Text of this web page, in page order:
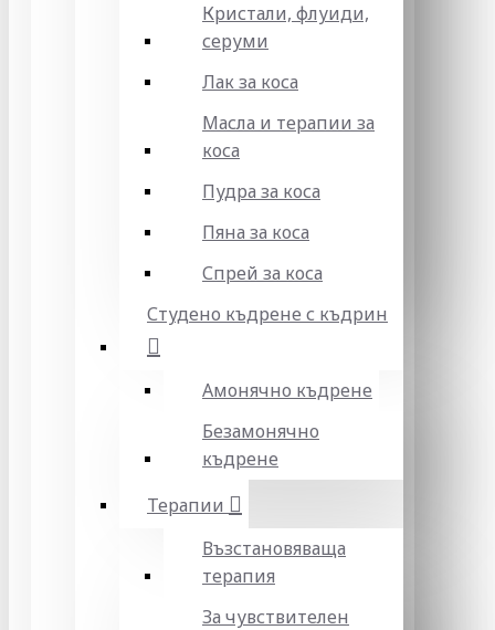
Кристали, флуиди,
серуми
Лак за коса
Масла и терапии за
коса
Пудра за коса
Пяна за коса
Спрей за коса
Студено къдрене с къдрин
Амонячно къдрене
Безамонячно
къдрене
Терапии
Възстановяваща
терапия
За чувствителен